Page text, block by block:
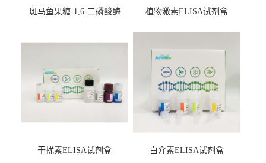
斑马鱼果糖-1,6-二磷酸酶
盒
植物激素ELISA试剂盒
干扰素ELISA试剂盒 白介素ELISA试剂盒